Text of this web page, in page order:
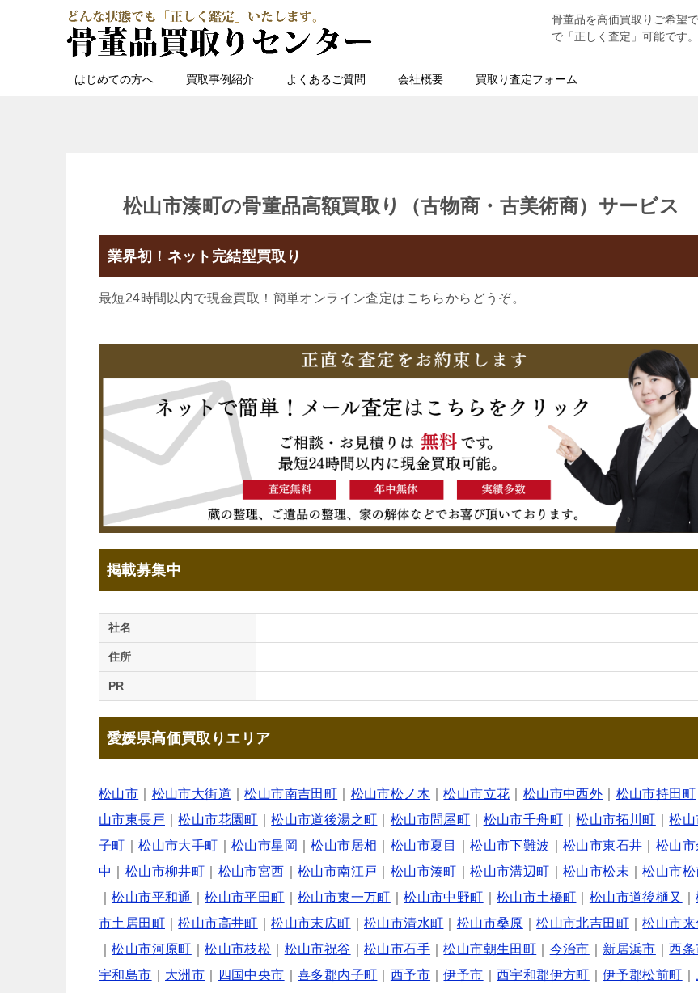
骨董品を高価買取りご希望
で「正しく査定」可能です
はじめての方へ 買取事例紹介 よくあるご質問 会社概要 買取り査定フォーム
松山市湊町の骨董品高額買取り（古物商・古美術商）サービス
業界初！ネット完結型買取り
最短24時間以内で現金買取！簡単オンライン査定はこちらからどうぞ。
掲載募集中
社名
住所
PR
愛媛県高価買取りエリア
松山市 松山市大街道 ｜松山市南吉田町 松山市松ノ木 ｜松山市立花 松山市中西外 松山市持田町
山市東長戸 ｜松山市花園町 ｜松山市道後湯之町 松山市問屋町 松山市千舟町 ｜松山市拓川町 ｜松山
子町 ｜松山市大手町 ｜松山市星岡 ｜松山市居相 松山市夏目 ｜松山市下難波 ｜松山市東石井
松山市
中
松山市柳井町 松山市宮西 ｜松山市南江戸 松山市湊町 ｜松山市溝辺町 ｜松山市松末 ｜松山市松
｜松山市平和通 ｜松山市平田町 ｜松山市東一万町 ｜松山市中野町 ｜松山市土橋町 松山市道後樋又 ｜
市土居田町 ｜松山市高井町 ｜松山市末広町 ｜松山市清水町 松山市桑原 ｜松山市北吉田町 ｜松山市来
｜松山市河原町 ｜松山市枝松 松山市祝谷 ｜松山市石手 ｜松山市朝生田町 今治市 新居浜市 ｜西条
宇和島市
大洲市 四国中央市 ｜喜多郡内子町 西予市 ｜伊予市 ｜西宇和郡伊方町 ｜伊予郡松前町